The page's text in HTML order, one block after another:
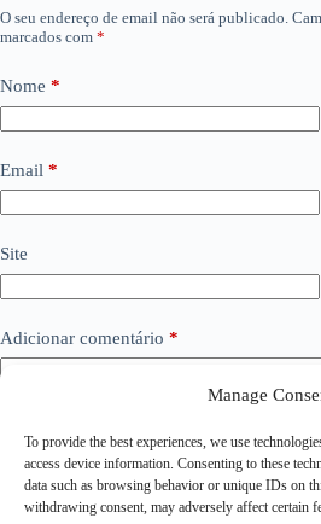
Manage
To provide the best experiences, we use
access device information. Consenting to these
data such as browsing behavior or unique IDs on
withdrawing consent, may adversely affect certain
O seu endereço de email não será publicado.
marcados com *
Nome *
Email *
Site
Adicionar comentário *